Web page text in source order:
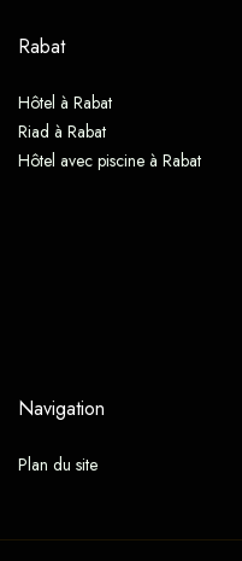
Rabat
Hôtel à Rabat
Riad à Rabat
Hôtel avec piscine à Rabat
Navigation
Plan du site